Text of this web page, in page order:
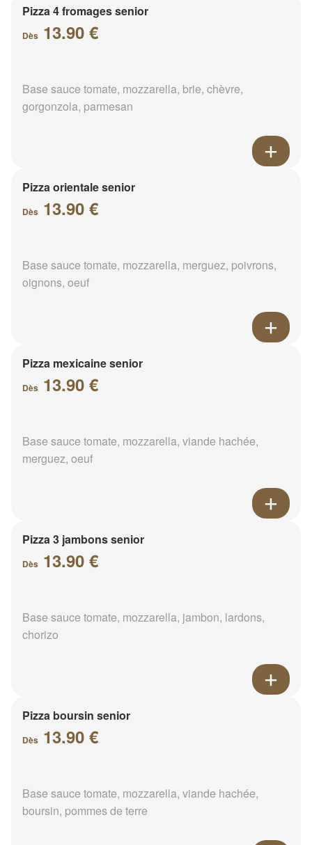
Pizza 4 fromages senior
Dès 13.90 €
Base sauce tomate, mozzarella, brie, chèvre,
gorgonzola, parmesan
Pizza orientale senior
Dès 13.90 €
Base sauce tomate, mozzarella, merguez, poivrons,
oignons, oeuf
Pizza mexicaine senior
Dès 13.90 €
Base sauce tomate, mozzarella, viande hachée,
merguez, oeuf
Pizza 3 jambons senior
Dès 13.90 €
Base sauce tomate, mozzarella, jambon, lardons,
chorizo
Pizza boursin senior
Dès 13.90 €
Base sauce tomate, mozzarella, viande hachée,
boursin, pommes de terre